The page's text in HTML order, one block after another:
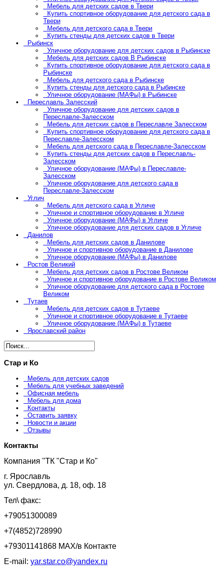
Мебель для детских садов в Твери
Купить спортивное оборудование для детского сада в
Твери
Мебель для детского сада в Твери
Купить стенды для детских садов в Твери
Рыбинск
Уличное оборудование для детских садов в Рыбинске
Мебель для детских садов В Рыбинске
Купить спортивное оборудование для детского сада в
Рыбинске
Мебель для детского сада в Рыбинске
Купить стенды для детского сада в Рыбинске
Уличное оборудование (МАФы) в Рыбинске
Переславль Залесский
Уличное оборудование для детских садов в
Переславле-Залесском
Мебель для детских садов в Переславле Залесском
Купить спортивное оборудование для детского сада в
Переславле-Залесском
Мебель для детского сада в Переславле-Залесском
Купить стенды для детских садов в Переславль-
Залесском
Уличное оборудование (МАФы) в Переславле-
Залесском
Уличное оборудование для детского сада в
Переславле-Залесском
Углич
Мебель для детского сада в Угличе
Уличное и спортивное оборудование в Угличе
Уличное оборудование (МАФы) в Угличе
Уличное оборудование для детских садов в Угличе
Данилов
Мебель для детских садов в Данилове
Уличное и спортивное оборудование в Данилове
Уличное оборудование (МАФы) в Данилове
Ростов Великий
Мебель для детских садов в Ростове Великом
Уличное и спортивное оборудование в Ростове Великом
Уличное оборудование для детского сада в Ростове
Великом
Тутаев
Мебель для детских садов в Тутаеве
Уличное и спортивное оборудование в Тутаеве
Уличное оборудование (МАФы) в Тутаеве
Ярославский район
Стар и Ко
Мебель для детских садов
Мебель для учебных заведений
Офисная мебель
Мебель для дома
Контакты
Оставить заявку
Новости и акции
Отзывы
Контакты
Компания "ТК "Стар и Ко"
г. Ярославль
ул. Свердлова, д. 18, оф. 18
Тел\ факс:
+79051300089
+7(4852)728990
+79301141868 MAX/в Контакте
E-mail: yar.star.co@yandex.ru